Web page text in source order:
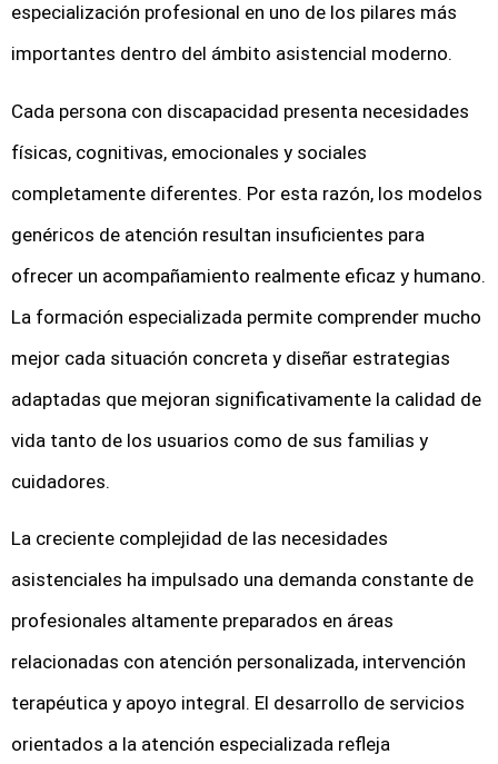
especialización profesional en uno de los pilares más
importantes dentro del ámbito asistencial moderno.
Cada persona con discapacidad presenta necesidades
físicas, cognitivas, emocionales y sociales
completamente diferentes. Por esta razón, los modelos
genéricos de atención resultan insuficientes para
ofrecer un acompañamiento realmente eficaz y humano.
La formación especializada permite comprender mucho
mejor cada situación concreta y diseñar estrategias
adaptadas que mejoran significativamente la calidad de
vida tanto de los usuarios como de sus familias y
cuidadores.
La creciente complejidad de las necesidades
asistenciales ha impulsado una demanda constante de
profesionales altamente preparados en áreas
relacionadas con atención personalizada, intervención
terapéutica y apoyo integral. El desarrollo de servicios
orientados a la atención especializada refleja